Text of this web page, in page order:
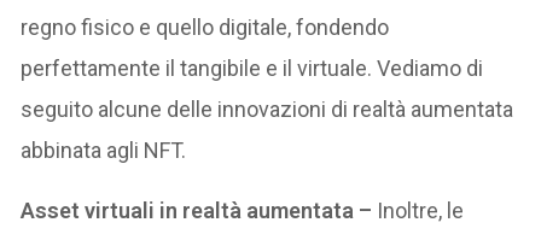
regno fisico e quello digitale, fondendo
perfettamente il tangibile e il virtuale. Vediamo di
seguito alcune delle innovazioni di realtà aumentata
abbinata agli NFT.
Asset virtuali in realtà aumentata – Inoltre, le